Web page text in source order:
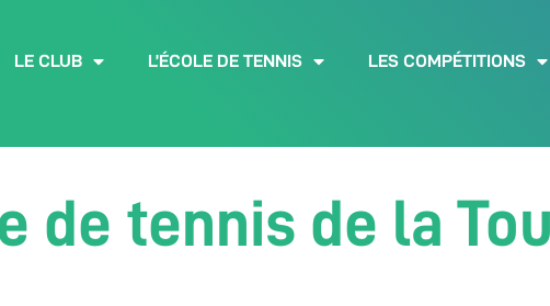
LE CLUB L’ÉCOLE DE TENNIS LES COMPÉTITIONS
de tennis de la